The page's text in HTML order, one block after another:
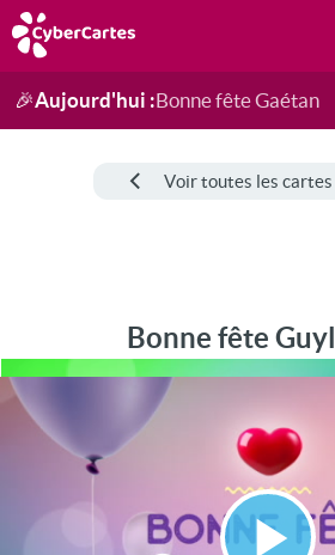
Anniversaire
Fête du jour
Amour
Amitié
Merci
Toutes les cartes
🎉Aujourd'hui :Bonne fête Gaétan
Voir toutes les
Bonne fête